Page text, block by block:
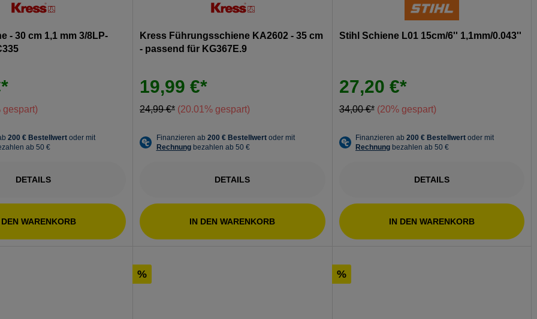
- 30 cm 1,1 mm 3/8LP-
gespart)
DETAILS
DEN WARENKORB
Kress Führungsschiene KA2602 - 35 cm
- passend für KG367E.9
19,99 €*
24,99 €* (20.01% gespart)
DETAILS
IN DEN WARENKORB
Stihl Schiene L01 15cm/6'' 1,1mm/0.043''
27,20 €*
34,00 €* (20% gespart)
DETAILS
IN DEN WARENKORB
% %